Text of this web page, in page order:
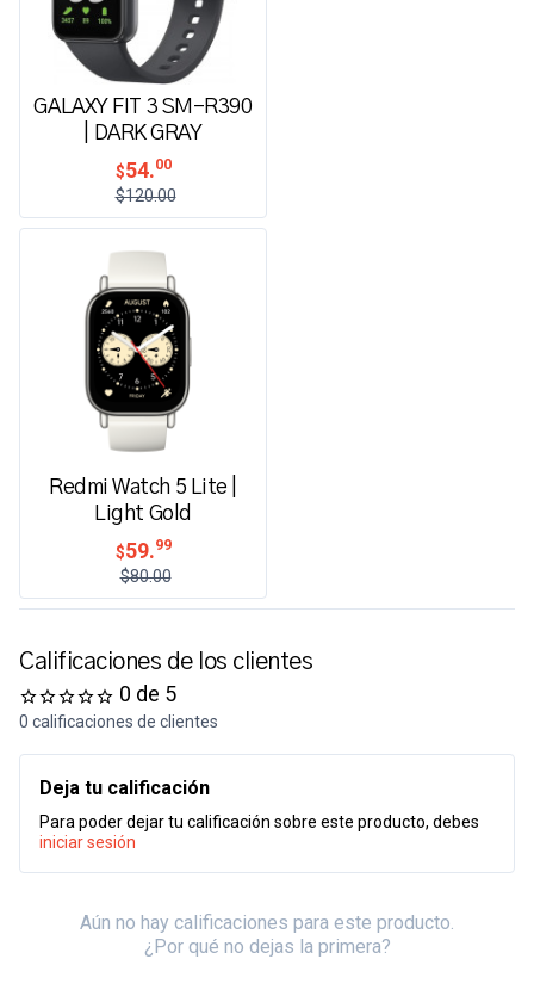
GALAXY FIT 3 SM-R390
| DARK GRAY
$54.00
$120.00
Redmi Watch 5 Lite |
Light Gold
$59.99
$80.00
Calificaciones de los clientes
0 de 5
0 calificaciones de clientes
Deja tu calificación
Para poder dejar tu calificación sobre este producto, debes
iniciar sesión
Aún no hay calificaciones para este producto.
¿Por qué no dejas la primera?